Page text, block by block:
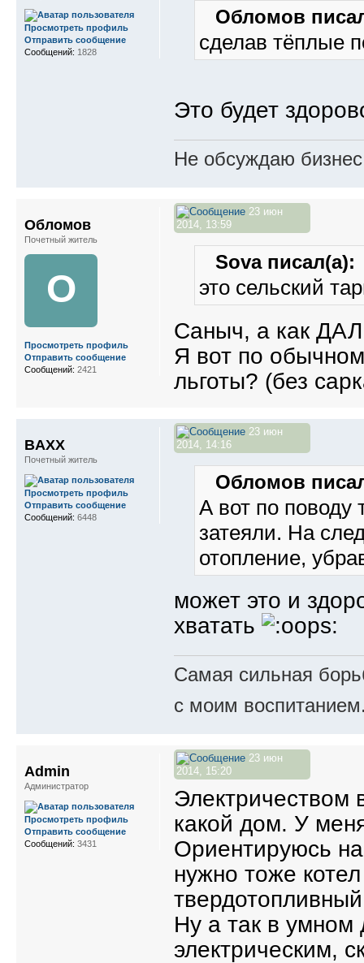
Обломов
сделав тёплые
Это будет
Не обсуждаю
Просмотреть профиль
Отправить сообщение
Сообщений: 1828
23 июн
2014, 13:59
Sova писал(а):
это сельский
Саныч, а как
Я вот по
льготы? (без
Обломов
Почетный житель
О
Просмотреть профиль
Отправить сообщение
Сообщений: 2421
23 июн
2014, 14:16
Обломов
А вот по поводу
затеяли. На
отопление,
может это и
хватать
Самая сильная
с моим
BAXX
Почетный житель
Просмотреть профиль
Отправить сообщение
Сообщений: 6448
23 июн
2014, 15:20
Электричеством
какой дом. У
Ориентируюсь
нужно тоже
Ну а так в
электрическим,
Admin
Администратор
Просмотреть профиль
Отправить сообщение
Сообщений: 3431